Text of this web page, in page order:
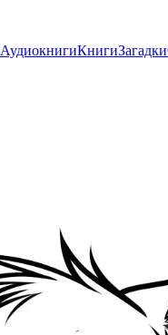
АудиокнигиКнигиЗагадки